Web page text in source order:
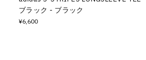
ブラック - ブラック
¥6,600